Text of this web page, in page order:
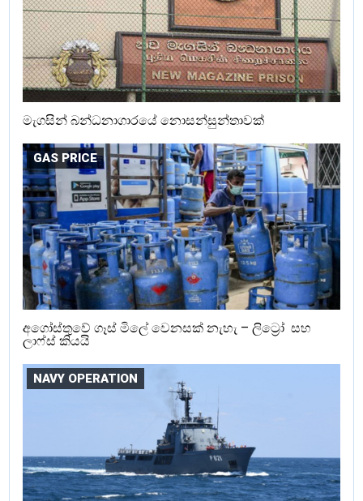
මැගසින් බන්ධනාගාරයේ නොසන්සුන්තාවක්
GAS PRICE
අගෝස්තුවේ ගෑස් මිලේ වෙනසක් නැහැ – ලිට්‍රෝ සහ
ලාෆ්ස් කියයි
NAVY OPERATION